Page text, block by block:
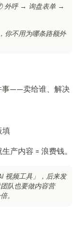
呼 → 询盘表单 →
不用为哪条路额外
事——卖给谁、解决
填
产内容 = 浪费钱。
视频工具」，后来发
队也要做内容营
。